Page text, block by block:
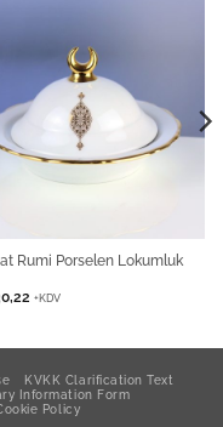
Rumi Porselen Lokumluk
+KDV
KVKK Clarification Text
Information Form
Policy